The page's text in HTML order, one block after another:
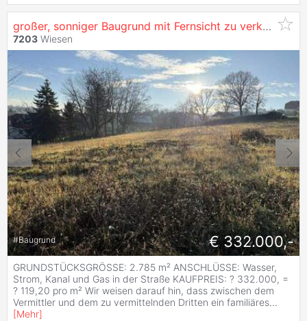
großer, sonniger Baugrund mit Fernsicht zu verkaufen - auch für Bauträger geeignet
7203 Wiesen
#Baugrund € 332.000,-
GRUNDSTÜCKSGRÖSSE: 2.785 m² ANSCHLÜSSE: Wasser,
Strom, Kanal und Gas in der Straße KAUFPREIS: ? 332.000, =
? 119,20 pro m² Wir weisen darauf hin, dass zwischen dem
Vermittler und dem zu vermittelnden Dritten ein familiäres...
[Mehr]